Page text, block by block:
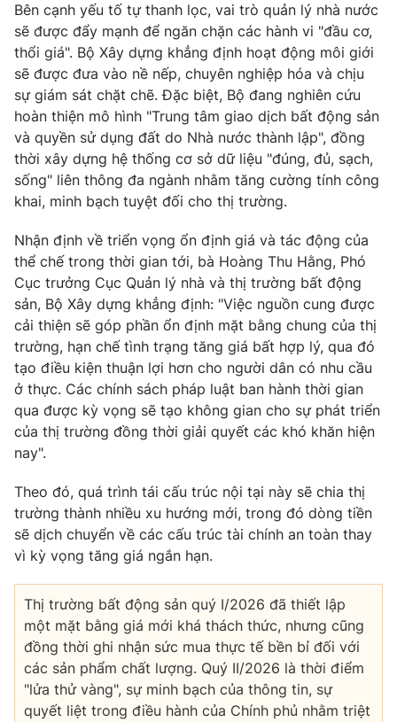
Bên cạnh yếu tố tự thanh lọc, vai trò quản lý nhà nước
sẽ được đẩy mạnh để ngăn chặn các hành vi "đầu cơ,
thổi giá". Bộ Xây dựng khẳng định hoạt động môi giới
sẽ được đưa vào nề nếp, chuyên nghiệp hóa và chịu
sự giám sát chặt chẽ. Đặc biệt, Bộ đang nghiên cứu
hoàn thiện mô hình "Trung tâm giao dịch bất động sản
và quyền sử dụng đất do Nhà nước thành lập", đồng
thời xây dựng hệ thống cơ sở dữ liệu "đúng, đủ, sạch,
sống" liên thông đa ngành nhằm tăng cường tính công
khai, minh bạch tuyệt đối cho thị trường.
Nhận định về triển vọng ổn định giá và tác động của
thể chế trong thời gian tới, bà Hoàng Thu Hằng, Phó
Cục trưởng Cục Quản lý nhà và thị trường bất động
sản, Bộ Xây dựng khẳng định: "Việc nguồn cung được
cải thiện sẽ góp phần ổn định mặt bằng chung của thị
trường, hạn chế tình trạng tăng giá bất hợp lý, qua đó
tạo điều kiện thuận lợi hơn cho người dân có nhu cầu
ở thực. Các chính sách pháp luật ban hành thời gian
qua được kỳ vọng sẽ tạo không gian cho sự phát triển
của thị trường đồng thời giải quyết các khó khăn hiện
nay".
Theo đó, quá trình tái cấu trúc nội tại này sẽ chia thị
trường thành nhiều xu hướng mới, trong đó dòng tiền
sẽ dịch chuyển về các cấu trúc tài chính an toàn thay
vì kỳ vọng tăng giá ngắn hạn.
Thị trường bất động sản quý I/2026 đã thiết lập
một mặt bằng giá mới khá thách thức, nhưng cũng
đồng thời ghi nhận sức mua thực tế bền bỉ đối với
các sản phẩm chất lượng. Quý II/2026 là thời điểm
"lửa thử vàng", sự minh bạch của thông tin, sự
quyết liệt trong điều hành của Chính phủ nhằm triệt